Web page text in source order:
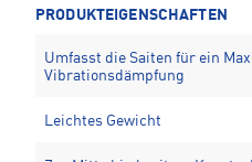
PRODUKTEIGENSCHAFTEN
Umfasst die Saiten für ein
Vibrationsdämpfung
Leichtes Gewicht